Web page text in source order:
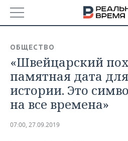
БАШКОРТОСТАН
ТАТАРСТАН
УДМУРТИЯ
НОВОСТИ
АНАЛИТИКА
НОВОСТИ АНАЛИТИКИ
ДЕКЛАРАЦИИ О ДОХОДАХ
ЭКОНОМИКА
НОВОСТИ ЭКОНОМИКИ
ПРОМЫШЛЕННОСТЬ
ОБЩЕСТВО
«Швейцарский
памятная дата
истории. Это
на все времена»
07:00, 27.09.2019